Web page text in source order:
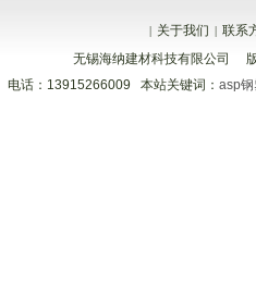
| 关于我们 | 联系
无锡海纳建材科技有限公司
电话：13915266009 本站关键词： asp